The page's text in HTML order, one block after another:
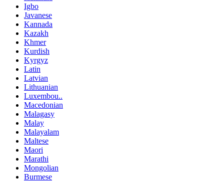
Igbo
Javanese
Kannada
Kazakh
Khmer
Kurdish
Kyrgyz
Latin
Latvian
Lithuanian
Luxembou..
Macedonian
Malagasy
Malay
Malayalam
Maltese
Maori
Marathi
Mongolian
Burmese